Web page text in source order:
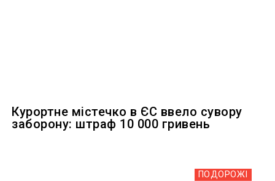
Курортне містечко в ЄС ввело сувору
заборону: штраф 10 000 гривень
ПОДОРОЖІ